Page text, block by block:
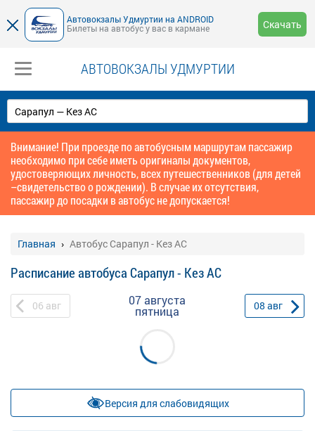
Автовокзалы Удмуртии на ANDROID
Билеты на автобус у вас в кармане
Скачать
АВТОВОКЗАЛЫ УДМУРТИИ
Внимание! При проезде по автобусным маршрутам пассажир
необходимо при себе иметь оригиналы документов,
удостоверяющих личность, всех путешественников (для детей
–свидетельство о рождении). В случае их отсутствия,
пассажир до посадки в автобус не допускается!
Главная Автобус Сарапул - Кез АС
Расписание автобуса Сарапул - Кез АС
06 авг 07 августа
пятница 08 авг
Версия для слабовидящих